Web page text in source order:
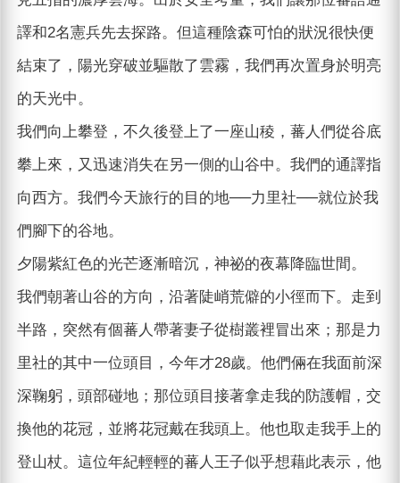
譯和2名憲兵先去探路。但這種陰森可怕的狀況很快便
結束了，陽光穿破並驅散了雲霧，我們再次置身於明亮
的天光中。
我們向上攀登，不久後登上了一座山稜，蕃人們從谷底
攀上來，又迅速消失在另一側的山谷中。我們的通譯指
向西方。我們今天旅行的目的地──力里社──就位於我
們腳下的谷地。
夕陽紫紅色的光芒逐漸暗沉，神祕的夜幕降臨世間。
我們朝著山谷的方向，沿著陡峭荒僻的小徑而下。走到
半路，突然有個蕃人帶著妻子從樹叢裡冒出來；那是力
里社的其中一位頭目，今年才28歲。他們倆在我面前深
深鞠躬，頭部碰地；那位頭目接著拿走我的防護帽，交
換他的花冠，並將花冠戴在我頭上。他也取走我手上的
登山杖。這位年紀輕輕的蕃人王子似乎想藉此表示，他